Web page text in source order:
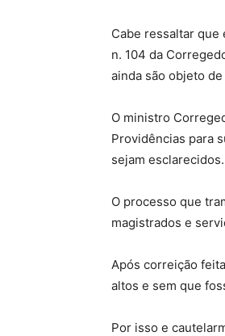
Cabe ressaltar
n. 104 da
ainda são objeto
O ministro
Providências para
sejam esclarecidos.
O processo que
magistrados e
Após correição
altos e sem que
Por isso e